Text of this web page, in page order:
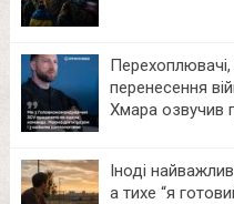
перенесення
Хмара озвучив
Іноді
а тихе “я